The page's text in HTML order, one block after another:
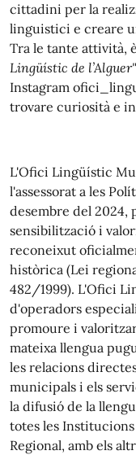
cittadini per la
linguistici e creare
Tra le tante attività,
Lingüístic de l’Alguer"
Instagram
trovare curiosità e
L'Ofici Lingüístic
l'assessorat a les
desembre del 2024,
sensibilització i
reconeixut
històrica (Lei
482/1999). L'Ofici
d'operadors
promoure i
mateixa llengua
les relacions
municipals i els
la difusió de la
totes les
Regional, amb els